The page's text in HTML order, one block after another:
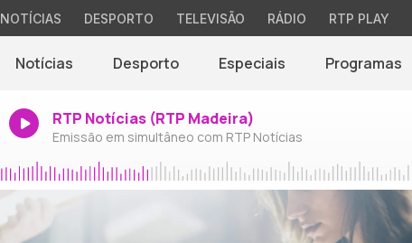
NOTÍCIAS DESPORTO TELEVISÃO RÁDIO RTP PLAY
Notícias Desporto Especiais Programas
RTP Notícias (RTP Madeira)
Emissão em simultâneo com RTP Notícias